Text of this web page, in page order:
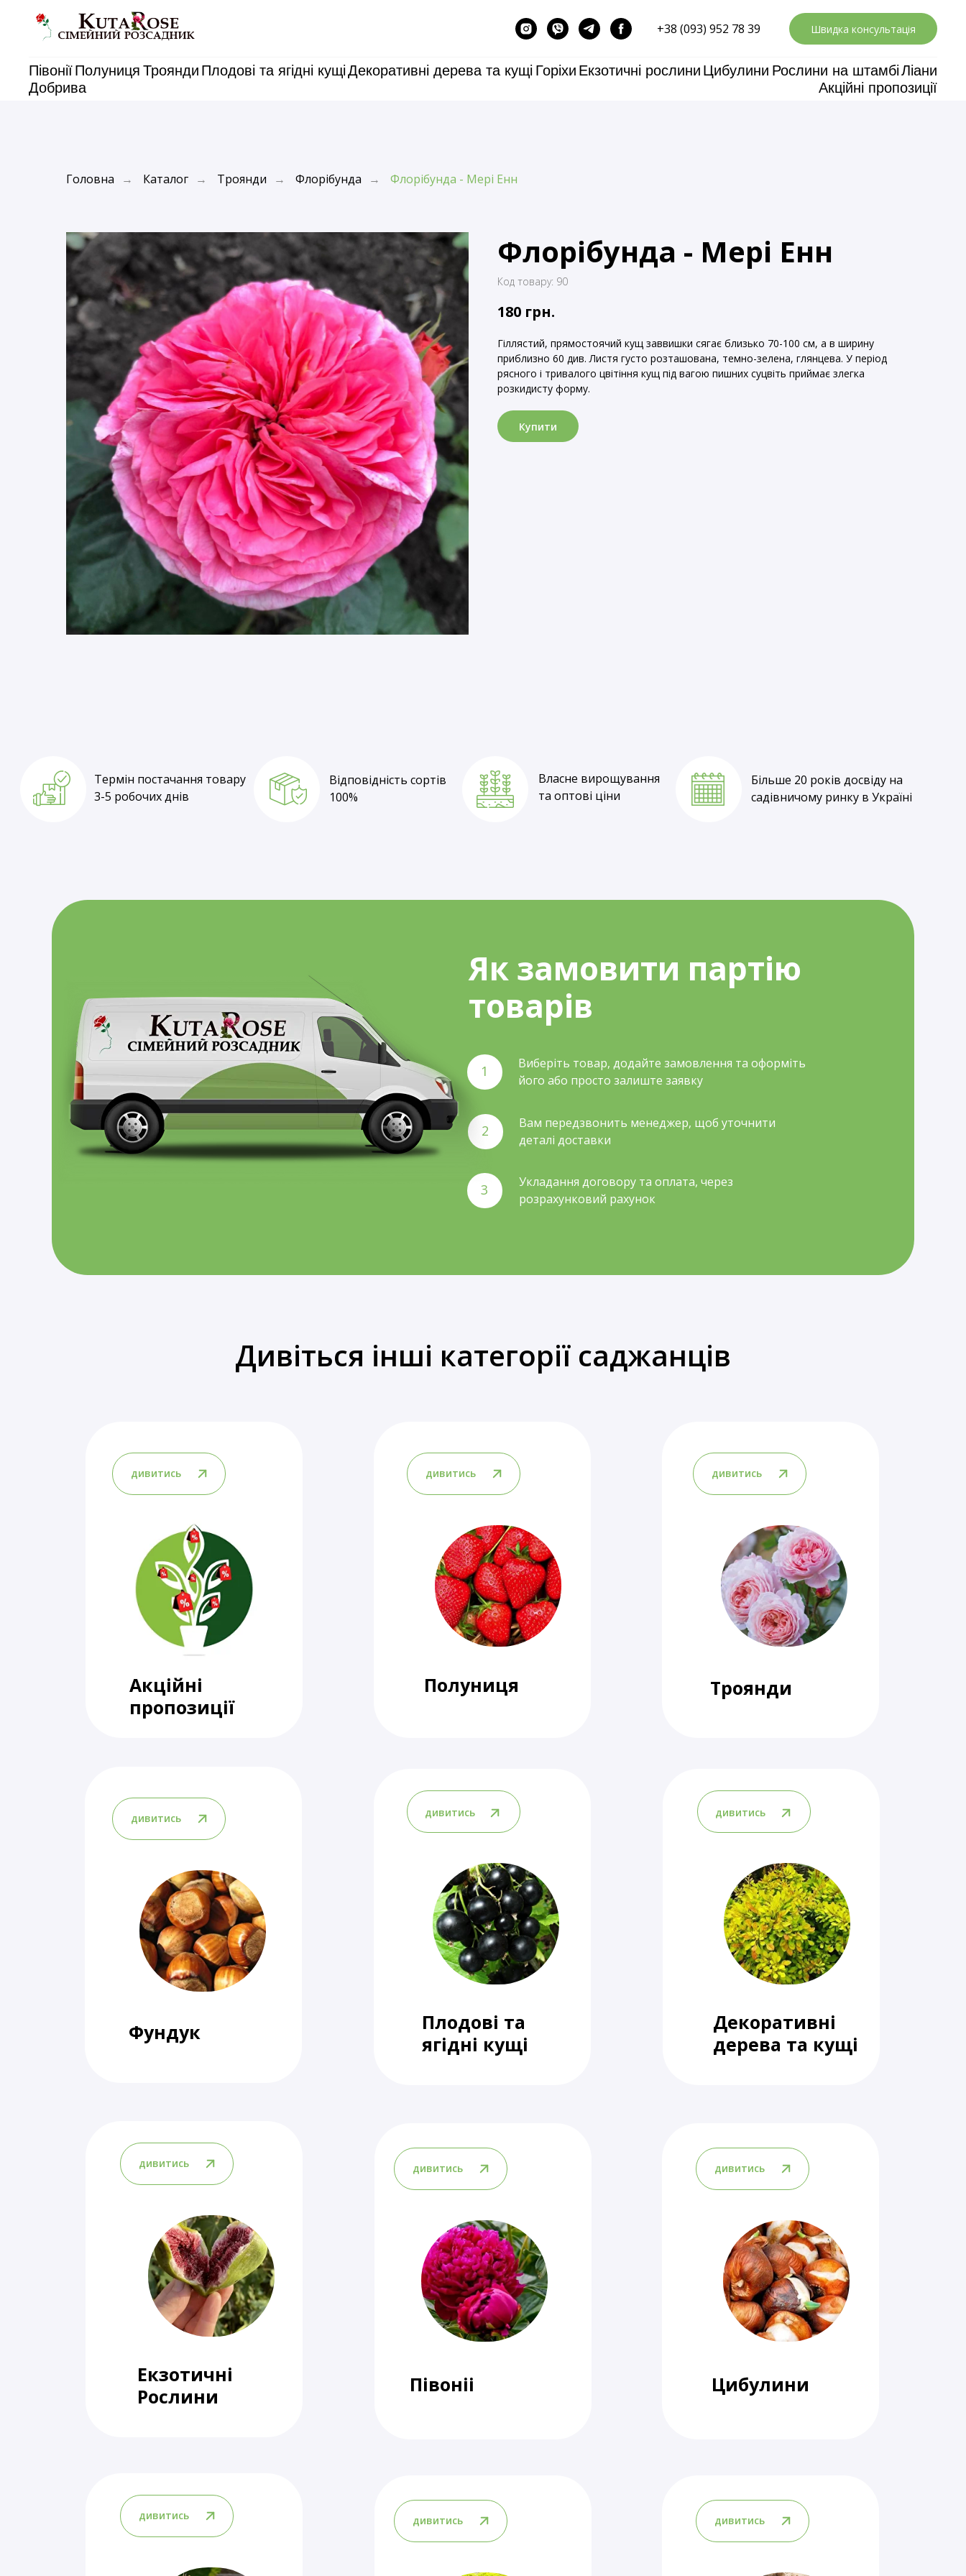
+38 (093) 952 78 39 Швидка консультація
ПівоніїПолуниця Троянди Плодові та ягідні кущіДекоративні дерева та кущі Горіхи Екзотичні рослини Цибулини Рослини на штамбіЛіани
Добрива
Акційні пропозиції
Головна → Каталог → Троянди → Флорібунда → Флорібунда - Мері Енн
Флорібунда - Мері Енн
Код товару: 90
180 грн.
Гіллястий, прямостоячий кущ заввишки сягає близько 70-100 см, а в ширину
приблизно 60 див. Листя густо розташована, темно-зелена, глянцева. У період
рясного і тривалого цвітіння кущ під вагою пишних суцвіть приймає злегка
розкидисту форму.
Купити
Термін постачання товару
3-5 робочих днів
Відповідність сортів
100%
Власне вирощування
та оптові ціни
Більше 20 років досвіду на
садівничому ринку в Україні
Як замовити партію
товарів
Виберіть товар, додайте замовлення та оформіть
його або просто залиште заявку
1
Вам передзвонить менеджер, щоб уточнити
деталі доставки
2
Укладання договору та оплата, через
розрахунковий рахунок
3
Дивіться інші категорії саджанців
Фундук
дивитись
Екзотичні
Рослини
дивитись
Декоративні
дерева та кущі
дивитись
Плодові та
ягідні кущі
дивитись
Півоніі
дивитись
Полуниця
дивитись
Акційні
пропозиції
дивитись
дивитись
дивитись
Цибулини
дивитись
дивитись
Троянди
дивитись